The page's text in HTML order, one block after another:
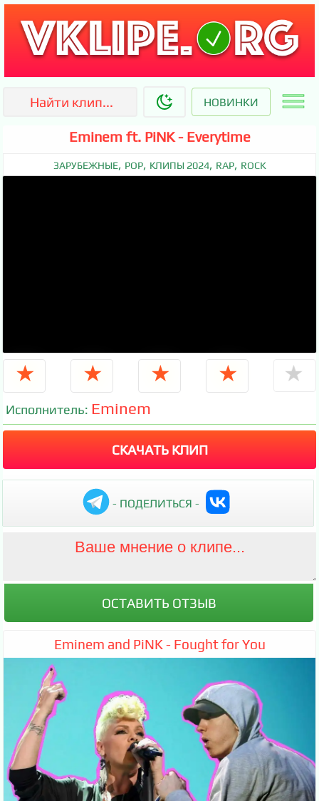
НОВИНКИ
Eminem ft. PiNK - Everytime
ЗАРУБЕЖНЫЕ, POP, КЛИПЫ 2024, RAP, ROCK
★ ★ ★ ★ ★
Исполнитель: Eminem
СКАЧАТЬ КЛИП
- ПОДЕЛИТЬСЯ -
Eminem and PiNK - Fought for You